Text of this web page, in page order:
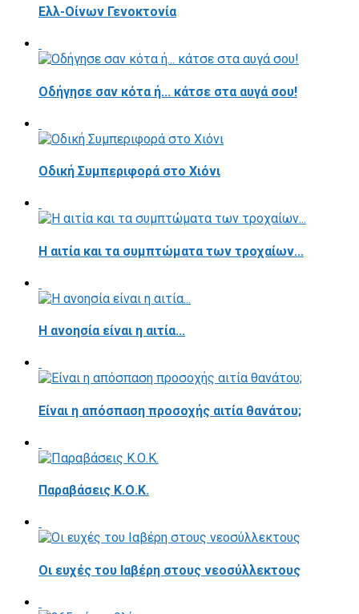
Ελλ-Οίνων Γενοκτονία
Οδήγησε σαν κότα ή... κάτσε στα αυγά σου!
Οδική Συμπεριφορά στο Χιόνι
Η αιτία και τα συμπτώματα των τροχαίων...
Η ανοησία είναι η αιτία...
Είναι η απόσπαση προσοχής αιτία θανάτου;
Παραβάσεις Κ.Ο.Κ.
Οι ευχές του Ιαβέρη στους νεοσύλλεκτους